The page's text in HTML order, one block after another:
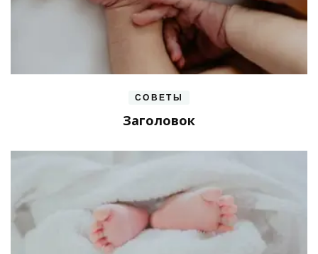
СОВЕТЫ
Заголовок